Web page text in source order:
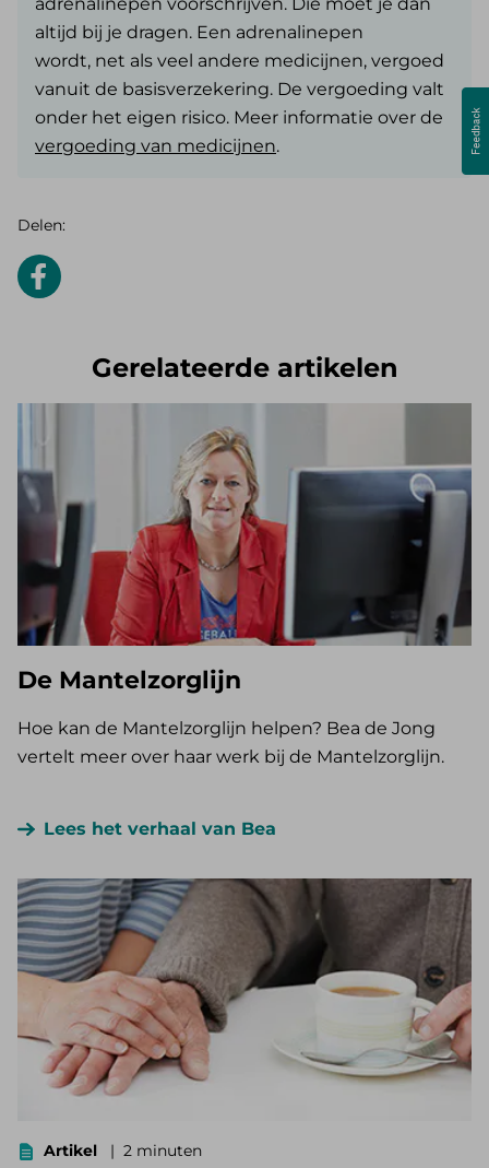
altijd bij je dragen. Een adrenalinepen
wordt, net als veel andere medicijnen, vergoed
vanuit de basisverzekering. De vergoeding valt
onder het eigen risico. Meer informatie over de
vergoeding van medicijnen.
Delen:
Gerelateerde artikelen
De Mantelzorglijn
Hoe kan de Mantelzorglijn helpen? Bea de Jong
vertelt meer over haar werk bij de Mantelzorglijn.
Lees het verhaal van Bea
Artikel 2 minuten